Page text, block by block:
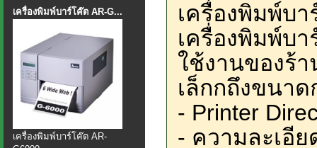
เครื่องพิมพ์บาร์โค๊ต AR-G...
เครื่องพิมพ์บาร์โค๊ต AR-
เครื่องพิมพ์บา
เครื่องพิมพ์บ
ใช้งานของร้
เล็กกถึงขนาด
- Printer
- ความละเอี